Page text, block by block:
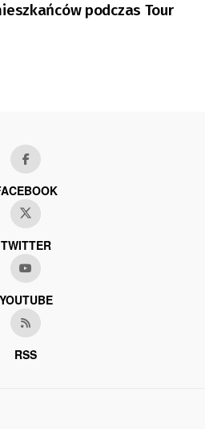
podczas Tour
TWITTER
YOUTUBE
RSS